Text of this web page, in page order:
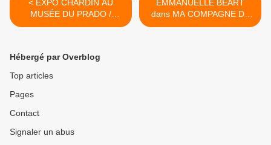
< EXPO CHARDIN AU
MUSÉE DU PRADO /
CHARDIN EN EL PRADO
EMMANUELLE BÉART
dans MA COMPAGNE DE
NUIT >
Hébergé par Overblog
Top articles
Pages
Contact
Signaler un abus